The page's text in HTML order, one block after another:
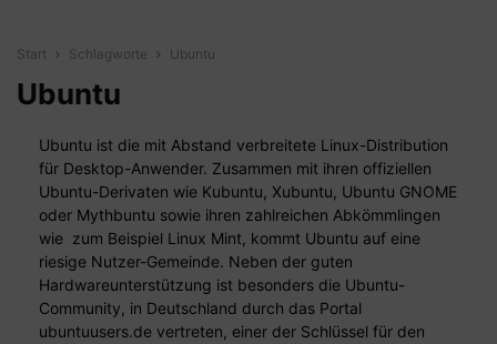
Start Schlagworte Ubuntu
Ubuntu
Ubuntu ist die mit Abstand verbreitete Linux-Distribution
für Desktop-Anwender. Zusammen mit ihren offiziellen
Ubuntu-Derivaten wie Kubuntu, Xubuntu, Ubuntu GNOME
oder Mythbuntu sowie ihren zahlreichen Abkömmlingen
wie zum Beispiel Linux Mint, kommt Ubuntu auf eine
riesige Nutzer-Gemeinde. Neben der guten
Hardwareunterstützung ist besonders die Ubuntu-
Community, in Deutschland durch das Portal
ubuntuusers.de vertreten, einer der Schlüssel für den